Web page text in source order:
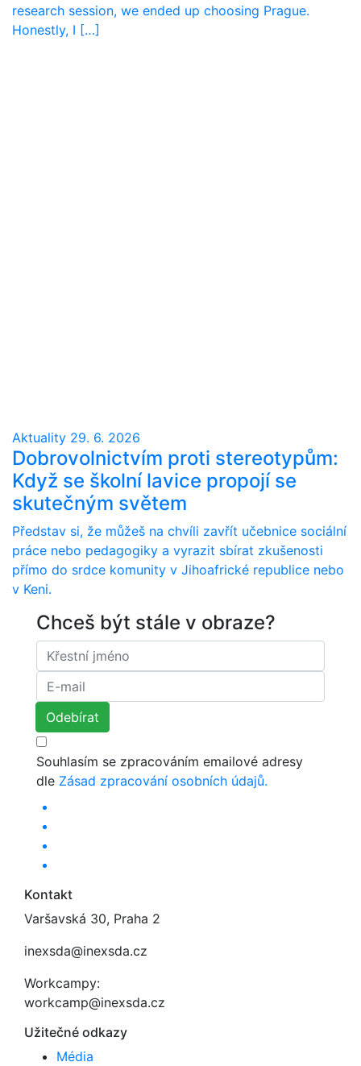
research session, we ended up choosing Prague.
Honestly, I […]
Aktuality 29. 6. 2026
Dobrovolnictvím proti stereotypům:
Když se školní lavice propojí se
skutečným světem
Představ si, že můžeš na chvíli zavřít učebnice sociální
práce nebo pedagogiky a vyrazit sbírat zkušenosti
přímo do srdce komunity v Jihoafrické republice nebo
v Keni.
Chceš být stále v obraze?
Souhlasím se zpracováním emailové adresy
dle Zásad zpracování osobních údajů.
Kontakt
Varšavská 30, Praha 2
inexsda@inexsda.cz
Workcampy:
workcamp@inexsda.cz
Užitečné odkazy
Média